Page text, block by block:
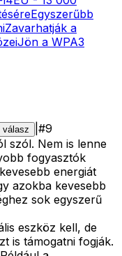
Egyszerűbb
Zavarhatják a
Jön a WPA3
válasz #9
szól. Nem is lenne
fogyasztók
energiát
azokba kevesebb
sok egyszerű
eszköz kell, de
is támogatni fogják.